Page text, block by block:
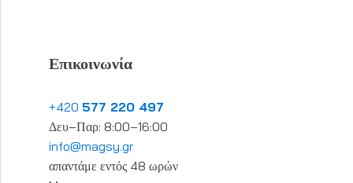
Επικοινωνία
+420 577 220 497
Δευ–Παρ: 8:00–16:00
info@magsy.gr
απαντάμε εντός 48 ωρών